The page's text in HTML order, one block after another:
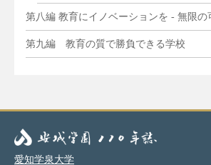
第八編 教育にイノベーションを - 無限の
第九編 教育の質で勝負できる学校
愛知学泉大学